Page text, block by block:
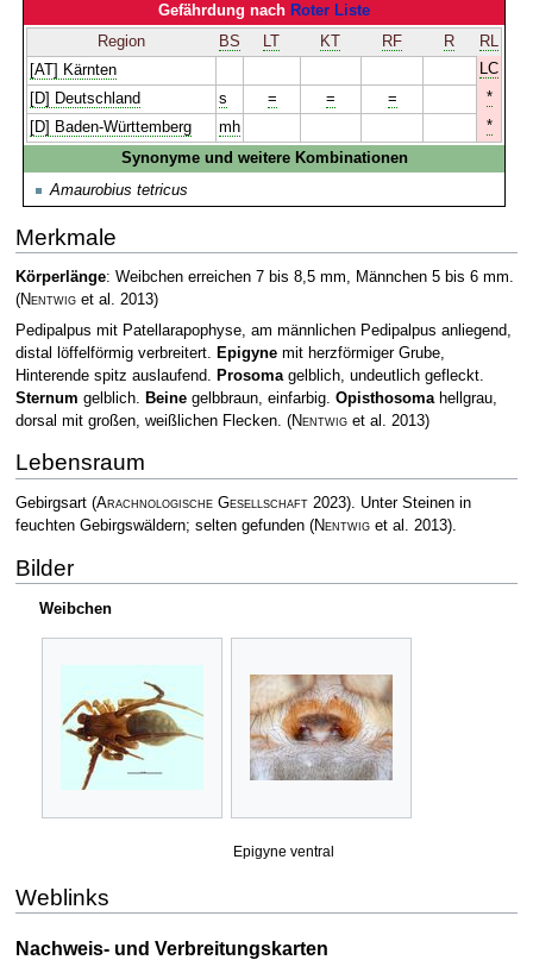
Gefährdung nach Roter Liste
Region
BS LT KT RF R
RL
[AT] Kärnten
LC
[D] Deutschland
s = = =
*
[D] Baden-Württemberg
mh
*
Synonyme und weitere Kombinationen
Amaurobius tetricus
Merkmale
Körperlänge: Weibchen erreichen 7 bis 8,5 mm, Männchen 5 bis 6 mm.
(Nentwiget al. 2013)
Pedipalpus mit Patellarapophyse, am männlichen Pedipalpus anliegend,
distal löffelförmig verbreitert.
Epigynemit herzförmiger Grube,
Hinterende spitz auslaufend.
Prosomagelblich, undeutlich gefleckt.
Sternum gelblich. Beinegelbbraun, einfarbig. Opisthosomahellgrau,
dorsal mit großen, weißlichen Flecken. (Nentwiget al. 2013)
Lebensraum
Gebirgsart (Arachnologische Gesellschaft2023). Unter Steinen in
feuchten Gebirgswäldern; selten gefunden (Nentwiget al. 2013).
Bilder
Weibchen
Epigyne ventral
Weblinks
Nachweis- und Verbreitungskarten